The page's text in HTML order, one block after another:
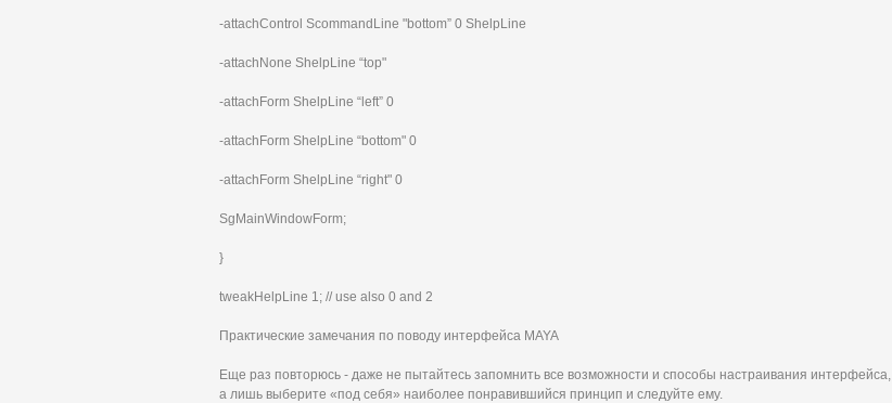
-attachControl ScommandLine "bottom” 0 ShelpLine
-attachNone ShelpLine “top"
-attachForm ShelpLine “left” 0
-attachForm ShelpLine “bottom" 0
-attachForm ShelpLine “right" 0
SgMainWindowForm;
}
tweakHelpLine 1; // use also 0 and 2
Практические замечания по поводу интерфейса MAYA
Еще раз повторюсь - даже не пытайтесь запомнить все возможности и способы настраивания интерфейса,
а лишь выберите «под себя» наиболее понравившийся принцип и следуйте ему.